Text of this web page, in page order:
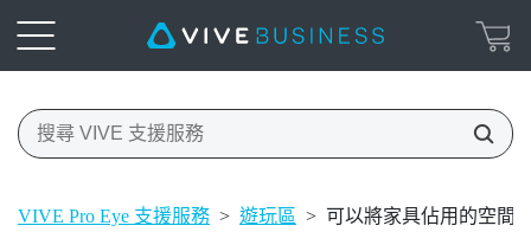
VIVE Pro Eye 支援服務 > 遊玩區 > 可以將家具佔用的空間